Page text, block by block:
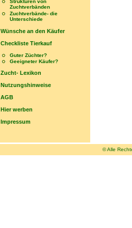
Strukturen von
Zuchtverbänden
Zuchtverbände- die
Unterschiede
Wünsche an den Käufer
Checkliste Tierkauf
Guter Züchter?
Geeigneter Käufer?
Zucht- Lexikon
Nutzungshinweise
AGB
Hier werben
Impressum
© Alle